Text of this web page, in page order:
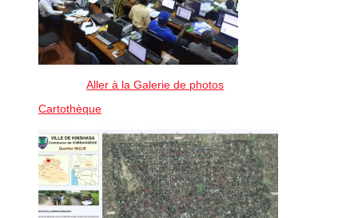
Aller à la Galerie de photos
Cartothèque